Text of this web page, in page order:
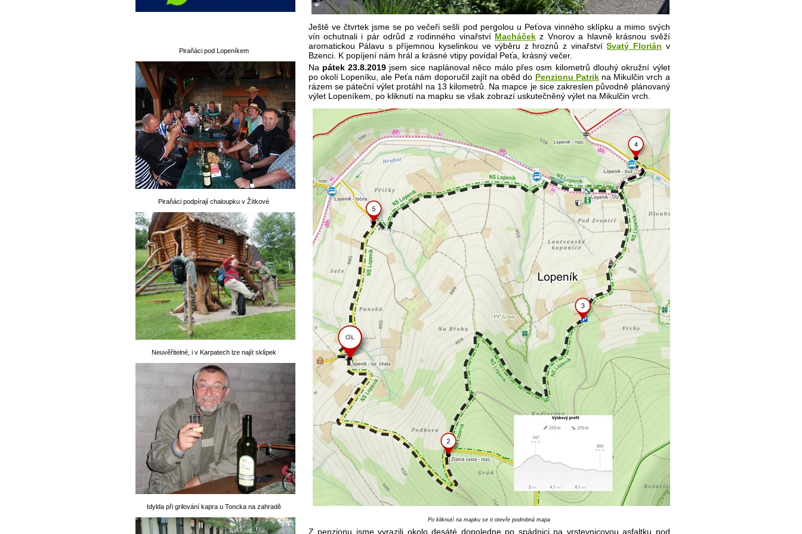
Ještě ve čtvrtek jsme se po večeři sešli pod pergolou u Peťova vinného sklípku a mimo svých
vín ochutnali i pár odrůd z rodinného vinařství Macháčekz Vnorov a hlavně krásnou svěží
aromatickou Pálavu s příjemnou kyselinkou ve výběru z hroznů z vinařstvíSvatý Florián v
Bzenci. K popíjení nám hrál a krásné vtipy povídal Peťa, krásný večer.
Na pátek 23.8.2019 jsem sice naplánoval něco málo přes osm kilometrů dlouhý okružní výlet
po okolí Lopeníku, ale Peťa nám doporučil zajít na oběd do Penzionu Patrikna Mikulčin vrch a
rázem se páteční výlet protáhl na 13 kilometrů. Na mapce je sice zakreslen původně plánovaný
výlet Lopeníkem, po kliknutí na mapku se však zobrazí uskutečněný výlet na Mikulčin vrch.
Po kliknutí na mapku se ti otevře podrobná mapa
Z penzionu jsme vyrazili okolo desáté dopoledne po spádnici na vrstevnicovou asfaltku pod
Piraňáci pod Lopeníkem
Piraňáci podpírají chaloupku v Žítkové
Neuvěřitelné, i v Karpatech lze najít sklípek
Idylda při grilování kapra u Toncka na zahradě